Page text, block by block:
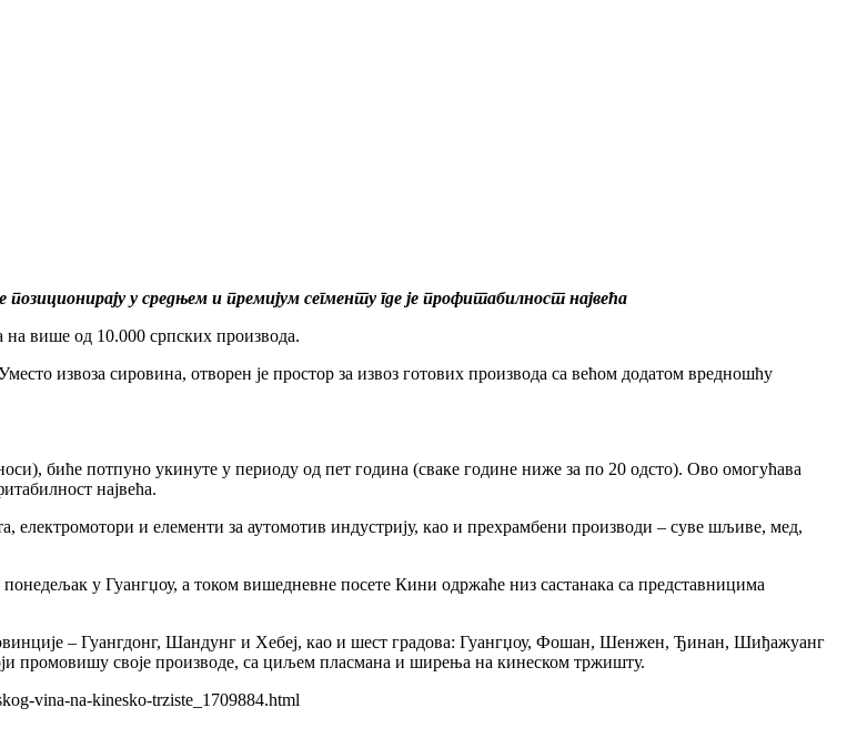
у средњем и премијум сегменту где је профитабилност највећа
више од 10.000 српских производа.
извоза сировина, отворен је простор за извоз готових производа са већом додатом вредношћу
биће потпуно укинуте у периоду од пет година (сваке године ниже за по 20 одсто). Ово омогућава
највећа.
електромотори и елементи за аутомотив индустрију, као и прехрамбени производи – суве шљиве, мед,
у Гуангџоу, а током вишедневне посете Кини одржаће низ састанака са представницима
– Гуангдонг, Шандунг и Хебеј, као и шест градова: Гуангџоу, Фошан, Шенжен, Ђинан, Шиђажуанг
промовишу своје производе, са циљем пласмана и ширења на кинеском тржишту.
vina-na-kinesko-trziste_1709884.html